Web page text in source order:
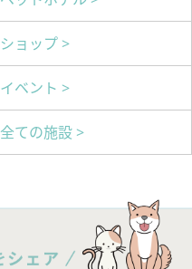
ショップ >
イベント >
全ての施設 >